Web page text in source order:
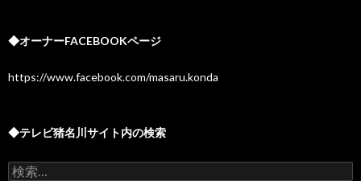
◆オーナーFACEBOOKページ
https://www.facebook.com/masaru.konda
◆テレビ猪名川サイト内の検索
検